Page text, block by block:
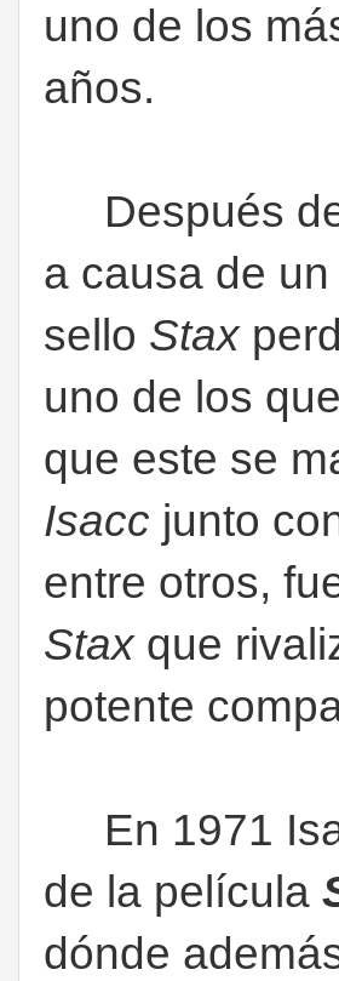
uno de los
años.
Después
a causa de
sello Stax
uno de los
que este se
Isacc junto
entre otros,
Staxque
potente
En 1971
de la película
dónde